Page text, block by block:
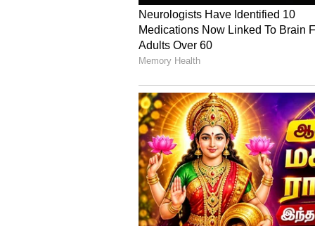
வைத்து இவர்களது திருமணம்
4